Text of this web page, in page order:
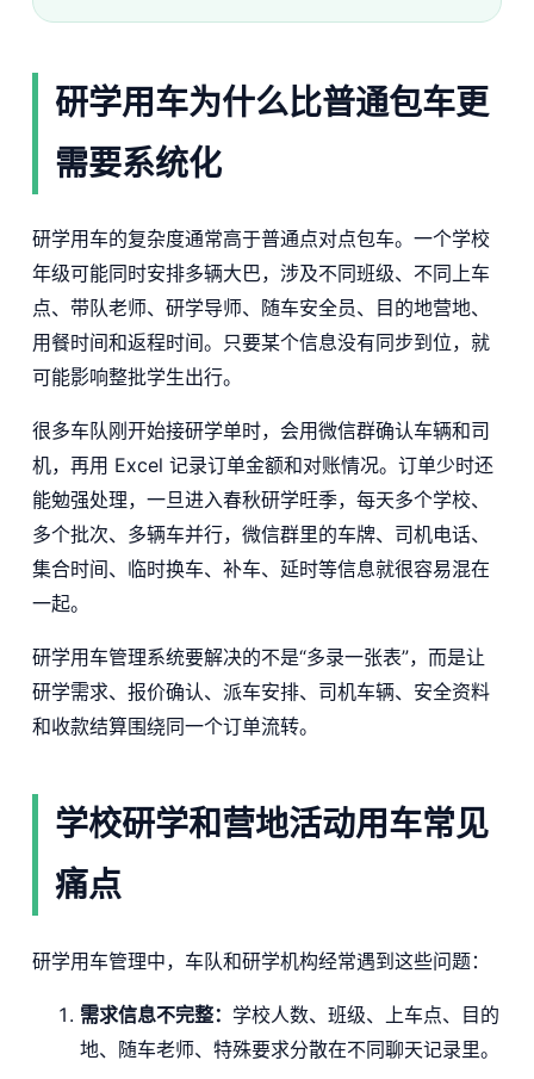
研学用车为什么比普通包车更
需要系统化
研学用车的复杂度通常高于普通点对点包车。一个学校
年级可能同时安排多辆大巴，涉及不同班级、不同上车
点、带队老师、研学导师、随车安全员、目的地营地、
用餐时间和返程时间。只要某个信息没有同步到位，就
可能影响整批学生出行。
很多车队刚开始接研学单时，会用微信群确认车辆和司
机，再用 Excel 记录订单金额和对账情况。订单少时还
能勉强处理，一旦进入春秋研学旺季，每天多个学校、
多个批次、多辆车并行，微信群里的车牌、司机电话、
集合时间、临时换车、补车、延时等信息就很容易混在
一起。
研学用车管理系统要解决的不是“多录一张表”，而是让
研学需求、报价确认、派车安排、司机车辆、安全资料
和收款结算围绕同一个订单流转。
学校研学和营地活动用车常见
痛点
研学用车管理中，车队和研学机构经常遇到这些问题：
需求信息不完整： 学校人数、班级、上车点、目的
地、随车老师、特殊要求分散在不同聊天记录里。